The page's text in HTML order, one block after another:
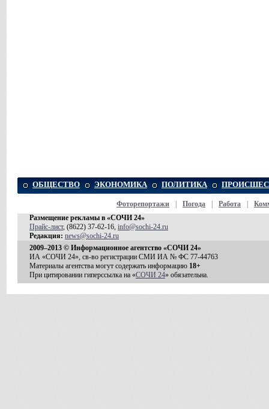
ОБЩЕСТВО ЭКОНОМИКА ПОЛИТИКА
Фоторепортажи Погода Работа
Размещение рекламы в «СОЧИ 24»
Прайс-лист, (8622) 37-62-16, info@sochi-24.ru
Редакция: news@sochi-24.ru
2009–2013 © Информационное агентство «СОЧИ 24»
ИА «СОЧИ 24», св-во регистрации СМИ ИА № ФС 77-44763
Материалы агентства могут содержать информацию 18+
При цитировании гиперссылка на «СОЧИ 24» обязательна.